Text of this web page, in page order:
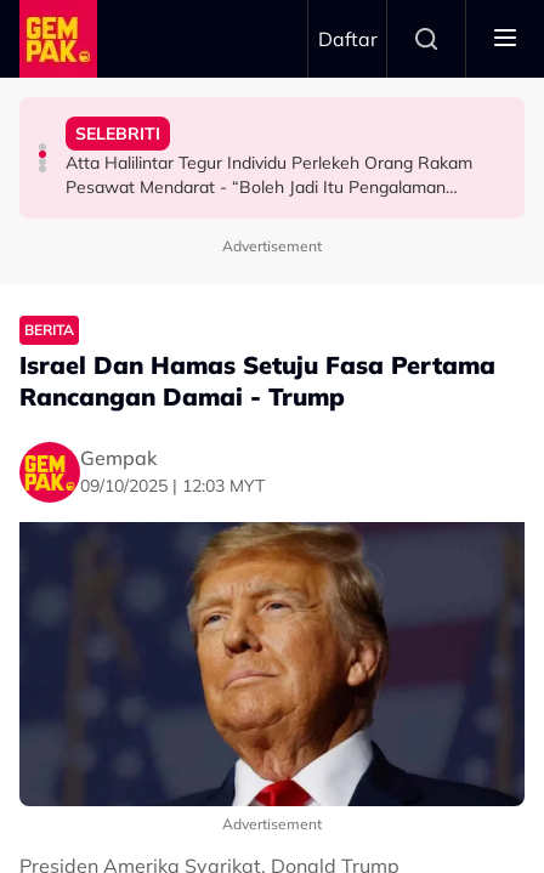
Skip to main content
Daftar
SELEBRITI
“Biarlah Mereka Yang Pilih” - Jinggo Nasihat Ibu Bapa
Jangan Terlalu Campuri Urusan Rumah Tangga Anak
SELEBRITI
Atta Halilintar Tegur Individu Perlekeh Orang Rakam
Pesawat Mendarat - “Boleh Jadi Itu Pengalaman
HIBURAN
Kembali Ubati Kerinduan Peminat, Syafiq Farhain Tampil
Dengan ‘Cinta Luka’ - “Ketika Pertama Kali
HIBURAN
M. Nasir Pilih Aliff Aziz, Melinda Dadew Hidupkan Kisah
Mansur & Liu
Advertisement
BERITA
Israel Dan Hamas Setuju Fasa Pertama
Rancangan Damai - Trump
Gempak
09/10/2025 | 12:03 MYT
Advertisement
Presiden Amerika Syarikat, Donald Trump